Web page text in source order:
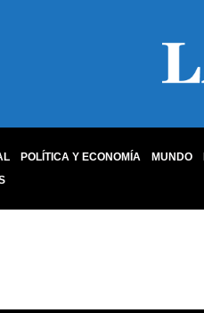
POLÍTICA Y ECONOMÍA MUNDO